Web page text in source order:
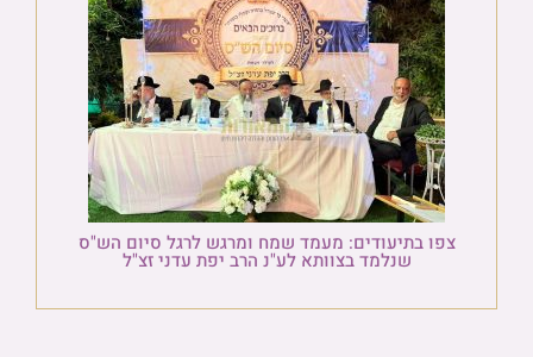
צפו בתיעודים: מעמד שמח ומרגש לרגל סיום הש"ס
שנלמד בצוותא לע"נ הרב יפת עדני זצ"ל